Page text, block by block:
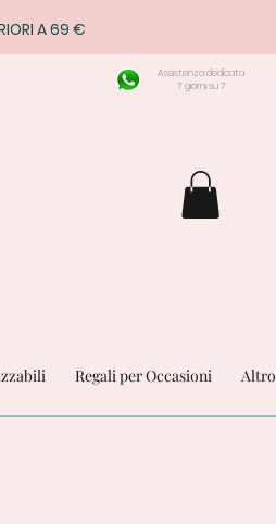
A 69 €
Assistenza dedicata
7 giorni su 7
Regali per Occasioni Altro